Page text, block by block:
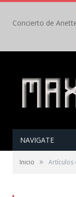
NAVIGATE
Inicio » Artículos